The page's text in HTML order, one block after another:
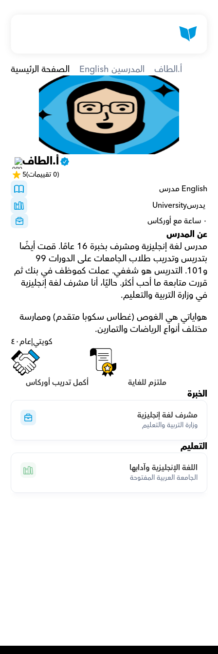
الصفحة الرئيسية English المدرسين أ.الطاف
أ.الطاف
5 (0 تقييمات)
English مدرس
يدرسUniversity
٠ ساعة مع أوركاس
عن المدرس
في وزارة التربية والتعليم.
مختلف أنواع الرياضات والتمارين.
٤٠عام|كويتي
ملتزم للغاية أكمل تدريب أوركاس
الخبرة
مشرف لغة إنجليزية
وزارة التربية والتعليم
التعليم
اللغة الإنجليزية وآدابها
الجامعة العربية المفتوحة